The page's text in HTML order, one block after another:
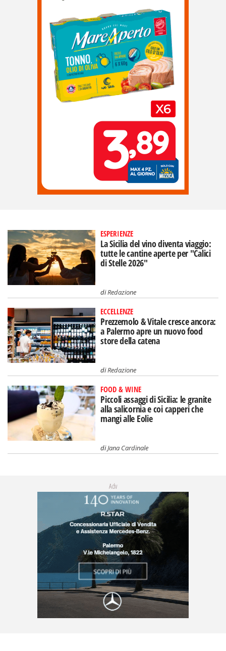
ESPERIENZE
La Sicilia del vino diventa viaggio:
tutte le cantine aperte per "Calici
di Stelle 2026"
diRedazione
ECCELLENZE
Prezzemolo & Vitale cresce ancora:
a Palermo apre un nuovo food
store della catena
diRedazione
FOOD & WINE
Piccoli assaggi di Sicilia: le granite
alla salicornia e coi capperi che
mangi alle Eolie
diJana Cardinale
Adv